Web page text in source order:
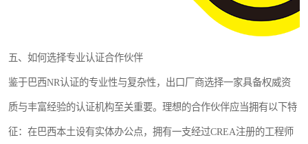
五、如何选择专业认证合作伙伴
鉴于巴西NR认证的专业性与复杂性，出口厂商选择一家具备权威资
质与丰富经验的认证机构至关重要。理想的合作伙伴应当拥有以下特
征：在巴西本土设有实体办公点，拥有一支经过CREA注册的工程师